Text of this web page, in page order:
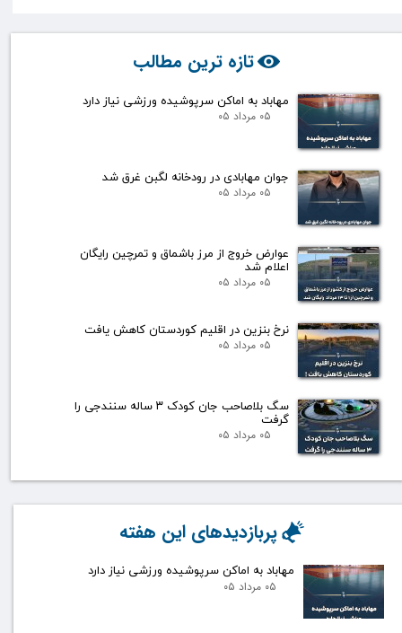
تازه ترین مطالب
مهاباد به اماکن سرپوشیده ورزشی نیاز دارد
۰۵ مرداد ۰۵
جوان مهابادی در رودخانه لگبن غرق شد
۰۵ مرداد ۰۵
عوارض خروج از مرز باشماق و تمرچین رایگان
اعلام شد
۰۵ مرداد ۰۵
نرخ بنزین در اقلیم کوردستان کاهش یافت
۰۵ مرداد ۰۵
سگ بلاصاحب جان کودک ۳ ساله سنندجی را
گرفت
۰۵ مرداد ۰۵
مهاباد به اماکن سرپوشیده ورزشی نیاز دارد
۰۵ مرداد ۰۵
پربازدیدهای این هفته